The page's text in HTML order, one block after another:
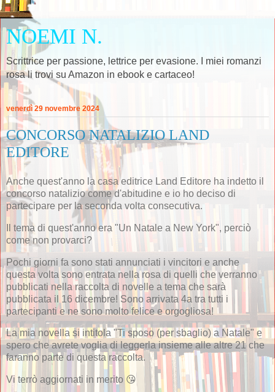
NOEMI N.
Scrittrice per passione, lettrice per evasione. I miei romanzi
rosa li trovi su Amazon in ebook e cartaceo!
venerdì 29 novembre 2024
CONCORSO NATALIZIO LAND
EDITORE
Anche quest'anno la casa editrice Land Editore ha indetto il
concorso natalizio come d'abitudine e io ho deciso di
partecipare per la seconda volta consecutiva.
Il tema di quest'anno era "Un Natale a New York", perciò
come non provarci?
Pochi giorni fa sono stati annunciati i vincitori e anche
questa volta sono entrata nella rosa di quelli che verranno
pubblicati nella raccolta di novelle a tema che sarà
pubblicata il 16 dicembre! Sono arrivata 4a tra tutti i
partecipanti e ne sono molto felice e orgogliosa!
La mia novella si intitola "Ti sposo (per sbaglio) a Natale" e
spero che avrete voglia di leggerla insieme alle altre 21 che
faranno parte di questa raccolta.
Vi terrò aggiornati in merito 😘